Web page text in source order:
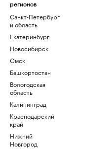
регионов
Санкт-Петербург
и область
Екатеринбург
Новосибирск
Омск
Башкортостан
Вологодская
область
Калининград
Краснодарский
край
Нижний
Новгород